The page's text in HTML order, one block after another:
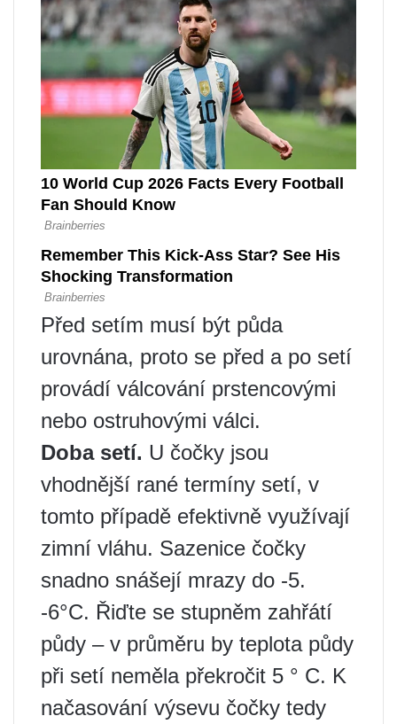
Před setím musí být půda
urovnána, proto se před a po setí
provádí válcování prstencovými
nebo ostruhovými válci.
Doba setí. U čočky jsou
vhodnější rané termíny setí, v
tomto případě efektivně využívají
zimní vláhu. Sazenice čočky
snadno snášejí mrazy do -5.
-6°C. Řiďte se stupněm zahřátí
půdy – v průměru by teplota půdy
při setí neměla překročit 5 ° C. K
načasování výsevu čočky tedy